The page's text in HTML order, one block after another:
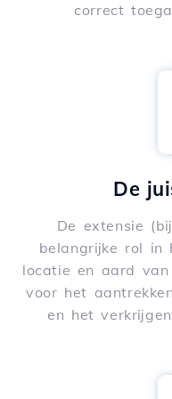
correct
De
De extensie
belangrijke rol in
locatie en aard
voor het
en het